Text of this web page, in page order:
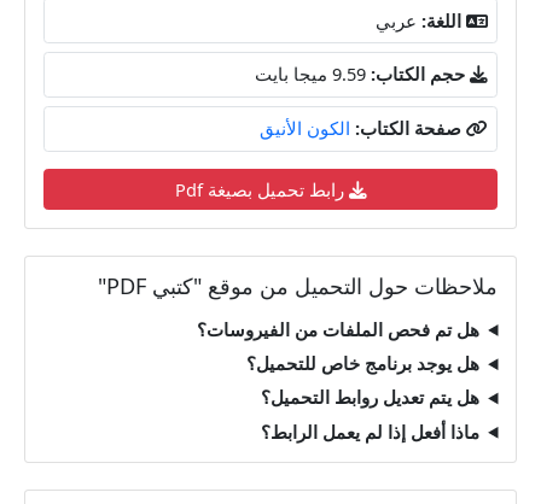
اللغة: عربي
حجم الكتاب: 9.59 ميجا بايت
صفحة الكتاب: الكون الأنيق
رابط تحميل بصيغة Pdf
ملاحظات حول التحميل من موقع "كتبي PDF"
هل تم فحص الملفات من الفيروسات؟
هل يوجد برنامج خاص للتحميل؟
هل يتم تعديل روابط التحميل؟
ماذا أفعل إذا لم يعمل الرابط؟